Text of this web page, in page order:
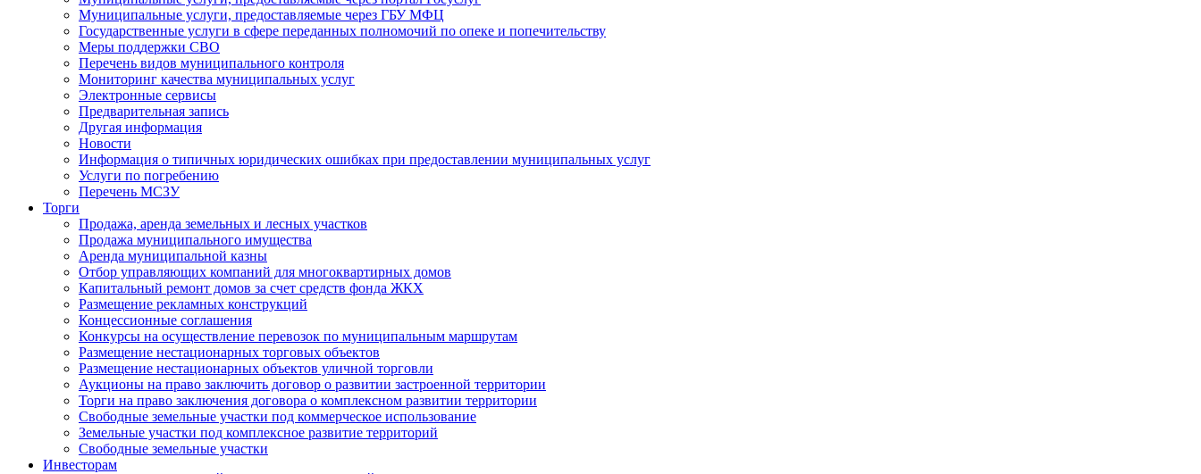
Муниципальные услуги, предоставляемые через ГБУ МФЦ
Государственные услуги в сфере переданных полномочий по опеке и попечительству
Меры поддержки СВО
Перечень видов муниципального контроля
Мониторинг качества муниципальных услуг
Электронные сервисы
Предварительная запись
Другая информация
Новости
Информация о типичных юридических ошибках при предоставлении муниципальных услуг
Услуги по погребению
Перечень МСЗУ
Торги
Продажа, аренда земельных и лесных участков
Продажа муниципального имущества
Аренда муниципальной казны
Отбор управляющих компаний для многоквартирных домов
Капитальный ремонт домов за счет средств фонда ЖКХ
Размещение рекламных конструкций
Концессионные соглашения
Конкурсы на осуществление перевозок по муниципальным маршрутам
Размещение нестационарных торговых объектов
Размещение нестационарных объектов уличной торговли
Аукционы на право заключить договор о развитии застроенной территории
Торги на право заключения договора о комплексном развитии территории
Свободные земельные участки под коммерческое использование
Земельные участки под комплексное развитие территорий
Свободные земельные участки
Инвесторам